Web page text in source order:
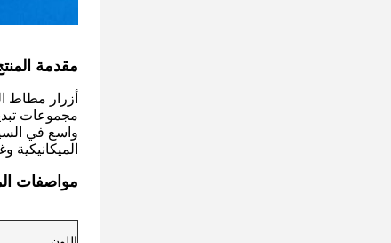
مقدمة
أزرار مطاط
واسع في
الميكانيكية
مواصفات